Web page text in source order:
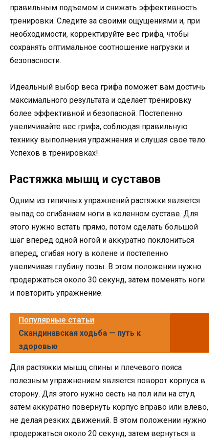
правильным подъемом и снижать эффективность
тренировки. Следите за своими ощущениями и, при
необходимости, корректируйте вес грифа, чтобы
сохранять оптимальное соотношение нагрузки и
безопасности.
Идеальный выбор веса грифа поможет вам достичь
максимального результата и сделает тренировку
более эффективной и безопасной. Постепенно
увеличивайте вес грифа, соблюдая правильную
технику выполнения упражнения и слушая свое тело.
Успехов в тренировках!
Растяжка мышц и суставов
Одним из типичных упражнений растяжки является
выпад со сгибанием ноги в коленном суставе. Для
этого нужно встать прямо, потом сделать большой
шаг вперед одной ногой и аккуратно поклониться
вперед, сгибая ногу в колене и постепенно
увеличивая глубину позы. В этом положении нужно
продержаться около 30 секунд, затем поменять ноги
и повторить упражнение.
Популярные статьи
Скандинавская ходьба — путь к
здоровью
Для растяжки мышц спины и плечевого пояса
полезным упражнением является поворот корпуса в
сторону. Для этого нужно сесть на пол или на стул,
затем аккуратно повернуть корпус вправо или влево,
не делая резких движений. В этом положении нужно
продержаться около 20 секунд, затем вернуться в